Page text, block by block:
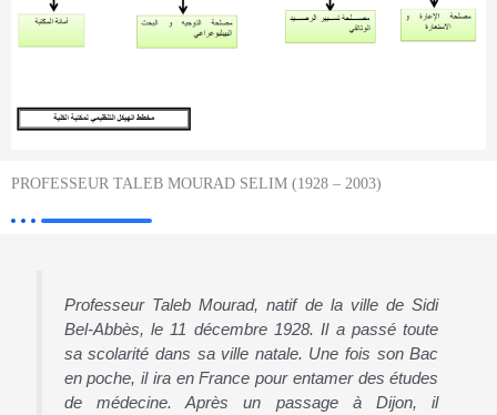
PROFESSEUR TALEB MOURAD SELIM (1928 – 2003)
Professeur Taleb Mourad, natif de la ville de Sidi
Bel-Abbès, le 11 décembre 1928. Il a passé toute
sa scolarité dans sa ville natale. Une fois son Bac
en poche, il ira en France pour entamer des études
de médecine. Après un passage à Dijon, il